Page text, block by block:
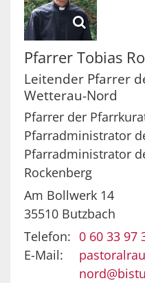
Pfarrer Tobias
Leitender Pfarrer
Wetterau-Nord
Pfarrer der
Pfarradministrator
Pfarradministrator
Rockenberg
Am Bollwerk 14
35510 Butzbach
Telefon: 0 60 33 97
E-Mail: